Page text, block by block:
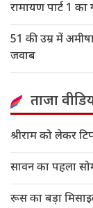
रामायण पार्ट 1 का
51 की उम्र में
जवाब
ताजा
श्रीराम को लेकर
सावन का पहला
रूस का बड़ा